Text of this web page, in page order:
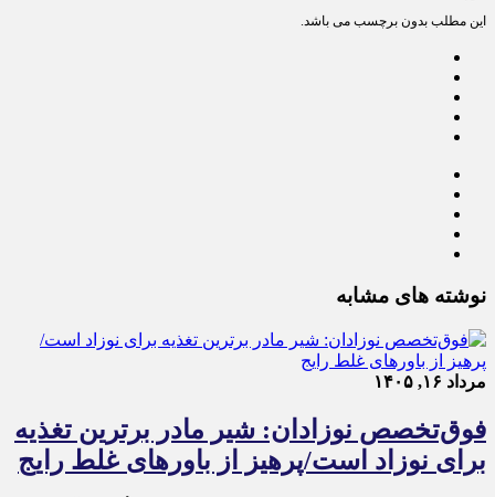
این مطلب بدون برچسب می باشد.
نوشته های مشابه
مرداد ۱۶, ۱۴۰۵
فوق‌تخصص نوزادان: شیر مادر برترین تغذیه
برای نوزاد است/پرهیز از باورهای غلط رایج